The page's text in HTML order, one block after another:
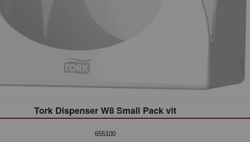
Tork Dispenser W8 Small Pack vit
655100